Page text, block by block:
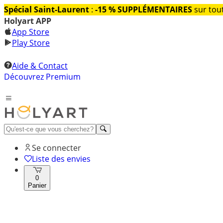
Spécial Saint-Laurent : -15 % SUPPLÉMENTAIRESsur
Holyart APP
App Store
Play Store
Aide & Contact
Découvrez Premium
Se connecter
Liste des envies
0
Panier